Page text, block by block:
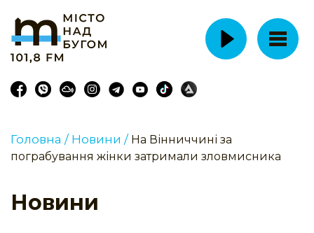
Головна / Новини / На Вінниччині за
пограбування жінки затримали зловмисника
Новини